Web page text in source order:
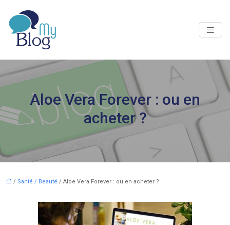
Aloe Vera Forever : ou en
acheter ?
/ Santé / Beauté / Aloe Vera Forever : ou en acheter ?